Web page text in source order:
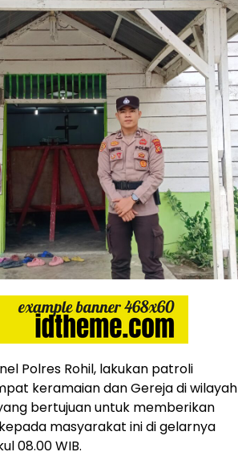
Polres Rohil, lakukan patroli
keramaian dan Gereja di wilayah
bertujuan untuk memberikan
masyarakat ini di gelarnya
08.00 WIB.